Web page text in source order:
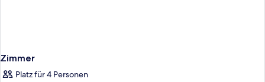
Zimmer
Platz für 4 Personen